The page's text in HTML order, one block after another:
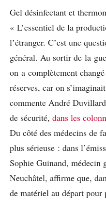
Gel désinfectant et
« L’essentiel de la
l’étranger. C’est une
général. Au sortir de la
on a complètement
réserves, car on
commente André
de sécurité, dans les
Du côté des médecins de
plus sérieuse : dans
Sophie Guinand, médecin
Neuchâtel, affirme que,
de matériel au départ pour